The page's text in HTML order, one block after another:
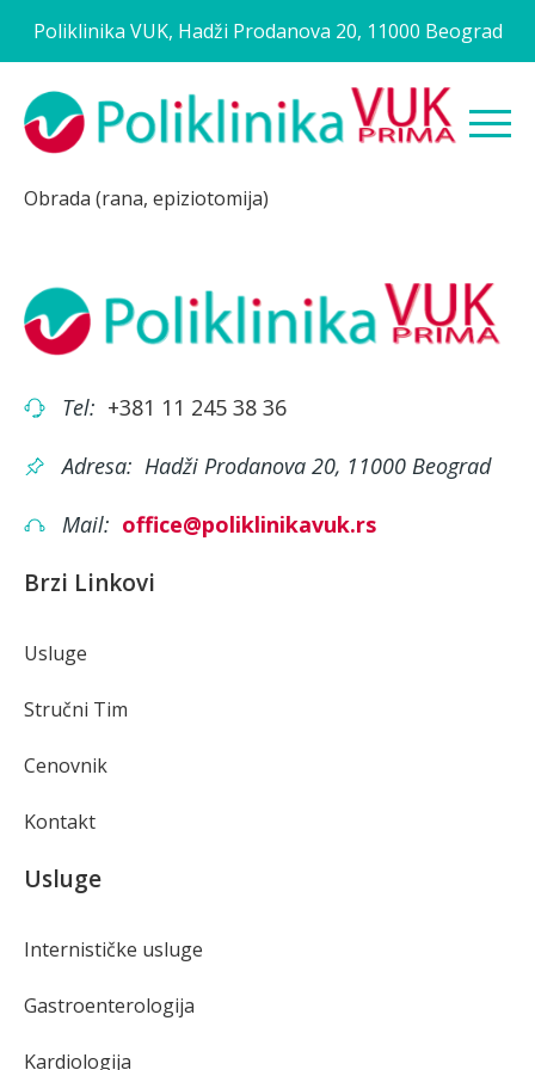
Poliklinika VUK, Hadži Prodanova 20, 11000 Beograd
Obrada (rana, epiziotomija)
Tel: +381 11 245 38 36
Adresa: Hadži Prodanova 20, 11000 Beograd
Mail: office@poliklinikavuk.rs
Brzi Linkovi
Usluge
Stručni Tim
Cenovnik
Kontakt
Usluge
Internističke usluge
Gastroenterologija
Kardiologija